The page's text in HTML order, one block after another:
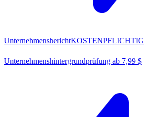
UnternehmensberichtKOSTENPFLICHTIG
Unternehmenshintergrundprüfung ab 7,99 $